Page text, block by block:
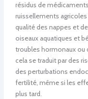
résidus de
ruissellements
qualité des nappes et
oiseaux aquatiques et
troubles hormonaux ou
cela se traduit par des
des perturbations
fertilité, même si les
plus tard.